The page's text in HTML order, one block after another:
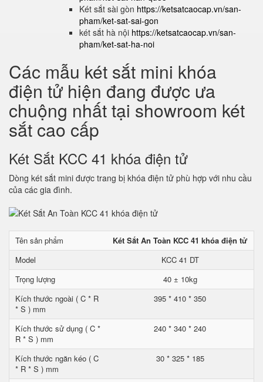
Két sắt sài gòn https://ketsatcaocap.vn/san-
pham/ket-sat-sai-gon
két sắt hà nội https://ketsatcaocap.vn/san-
pham/ket-sat-ha-noi
Các mẫu két sắt mini khóa
điện tử hiện đang được ưa
chuộng nhất tại showroom két
sắt cao cấp
Két Sắt KCC 41 khóa điện tử
Dòng két sắt mini được trang bị khóa điện tử phù hợp với nhu cầu
của các gia đình.
Tên sản phẩm
Két Sắt An Toàn KCC 41 khóa điện tử
Model
KCC 41 DT
Trọng lượng
40 ± 10kg
Kích thước ngoài ( C * R
* S ) mm
395 * 410 * 350
Kích thước sử dụng ( C *
R * S ) mm
240 * 340 * 240
Kích thước ngăn kéo ( C
* R * S ) mm
30 * 325 * 185